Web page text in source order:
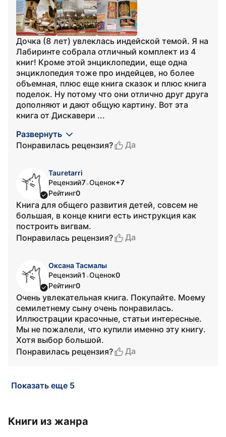
Дочка (8 лет) увлеклась индейской темой. Я на
Лабиринте собрала отличный комплект из 4
книг! Кроме этой энциклопедии, еще одна
энциклопедия тоже про индейцев, но более
объемная, плюс еще книга сказок и плюс книга
поделок. Ну потому что они отлично друг друга
дополняют и дают общую картину. Вот эта
книга от Дискавери ...
Развернуть
Понравилась рецензия?
Да
Tauretarri
Рецензий7•Оценок+7
Рейтинг0
Книга для общего развития детей, совсем не
большая, в конце книги есть инструкция как
построить вигвам.
Понравилась рецензия?
Да
Оксана Тасмалы
Рецензий1 •Оценок0
Рейтинг0
Очень увлекательная книга. Покупайте. Моему
семилетнему сыну очень понравилась.
Иллюстрации красочные, статьи интересные.
Мы не пожалели, что купили именно эту книгу.
Хотя выбор большой.
Понравилась рецензия?
Да
Показать еще 5
Книги из жанра